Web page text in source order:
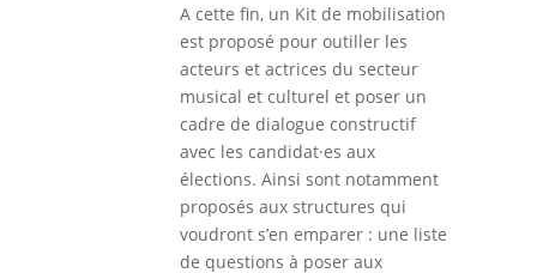
A cette fin, un Kit de mobilisation
est proposé pour outiller les
acteurs et actrices du secteur
musical et culturel et poser un
cadre de dialogue constructif
avec les candidat·es aux
élections. Ainsi sont notamment
proposés aux structures qui
voudront s’en emparer : une liste
de questions à poser aux